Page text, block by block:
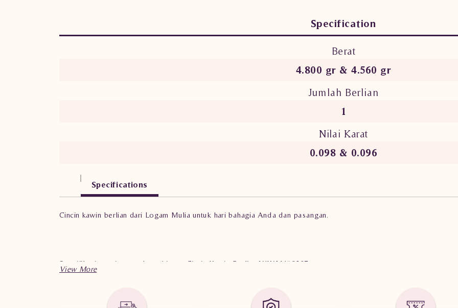
Specification
Berat
4.800 gr & 4.560 gr
Jumlah Berlian
1
Nilai Karat
0.098 & 0.096
Specifications
Cincin kawin berlian dari Logam Mulia untuk hari bahagia Anda dan pasangan.
Spesifikasi penting untuk perhiasan Cincin Kawin Berlian YAWM.190307